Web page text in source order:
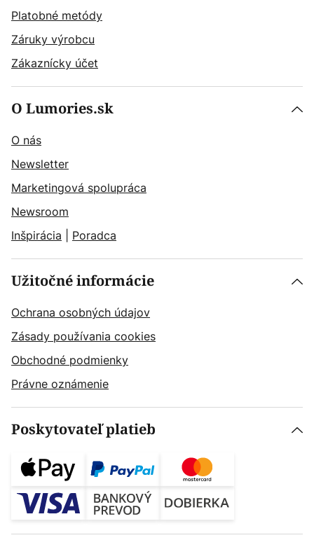
Platobné metódy
Záruky výrobcu
Zákaznícky účet
O Lumories.sk
O nás
Newsletter
Marketingová spolupráca
Newsroom
Inšpirácia
Poradca
Užitočné informácie
Ochrana osobných údajov
Zásady používania cookies
Obchodné podmienky
Právne oznámenie
Poskytovateľ platieb